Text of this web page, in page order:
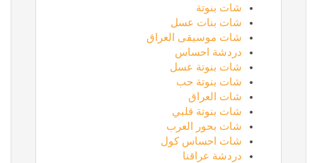
شات بنوتة
شات بنات عسل
شات موسيقى العراق
دردشة احساس
شات بنوتة عسل
شات بنوتة حب
شات العراق
شات بنوتة قلبي
شات بحور العرب
شات احساس كول
دردشة عراقنا